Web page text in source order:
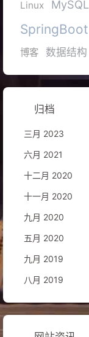
Linux
MySQL
SpringBoot
博客
数据结构
归档
三月 2023
六月 2021
十二月 2020
十一月 2020
九月 2020
五月 2020
九月 2019
八月 2019